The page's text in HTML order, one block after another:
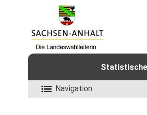
Navigation